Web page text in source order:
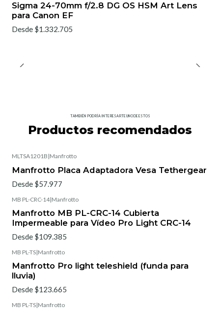
Sigma 24-70mm f/2.8 DG OS HSM Art Lens
para Canon EF
Desde $1.332.705
TAMBIÉN PODRÍA INTERESARTE UNO DE ESTOS
Productos recomendados
MLTSA1201B |Manfrotto
Manfrotto Placa Adaptadora Vesa Tethergear
Desde $57.977
MB PL-CRC-14|Manfrotto
Manfrotto MB PL-CRC-14 Cubierta
Impermeable para Vídeo Pro Light CRC-14
Desde $109.385
MB PL-TS|Manfrotto
Manfrotto Pro light teleshield (funda para
lluvia)
Desde $123.665
MB PL-TS|Manfrotto